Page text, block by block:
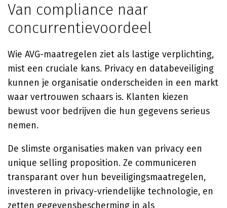
Van compliance naar
concurrentievoordeel
Wie AVG-maatregelen ziet als lastige verplichting,
mist een cruciale kans. Privacy en databeveiliging
kunnen je organisatie onderscheiden in een markt
waar vertrouwen schaars is. Klanten kiezen
bewust voor bedrijven die hun gegevens serieus
nemen.
De slimste organisaties maken van privacy een
unique selling proposition. Ze communiceren
transparant over hun beveiligingsmaatregelen,
investeren in privacy-vriendelijke technologie, en
zetten gegevensbescherming in als